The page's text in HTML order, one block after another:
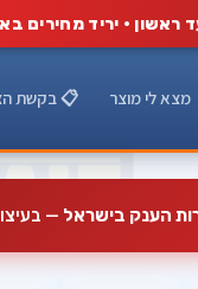
ראשון · יריד מחירים
מצא לי מוצר 📋 בקשת
הענק בישראל —